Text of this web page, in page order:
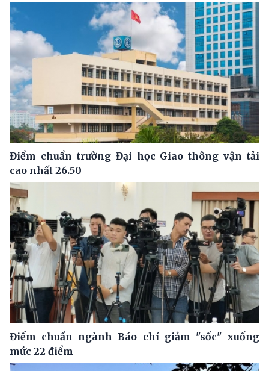
Điểm chuẩn trường Đại học Giao thông vận tải
cao nhất 26.50
Điểm chuẩn ngành Báo chí giảm "sốc" xuống
mức 22 điểm